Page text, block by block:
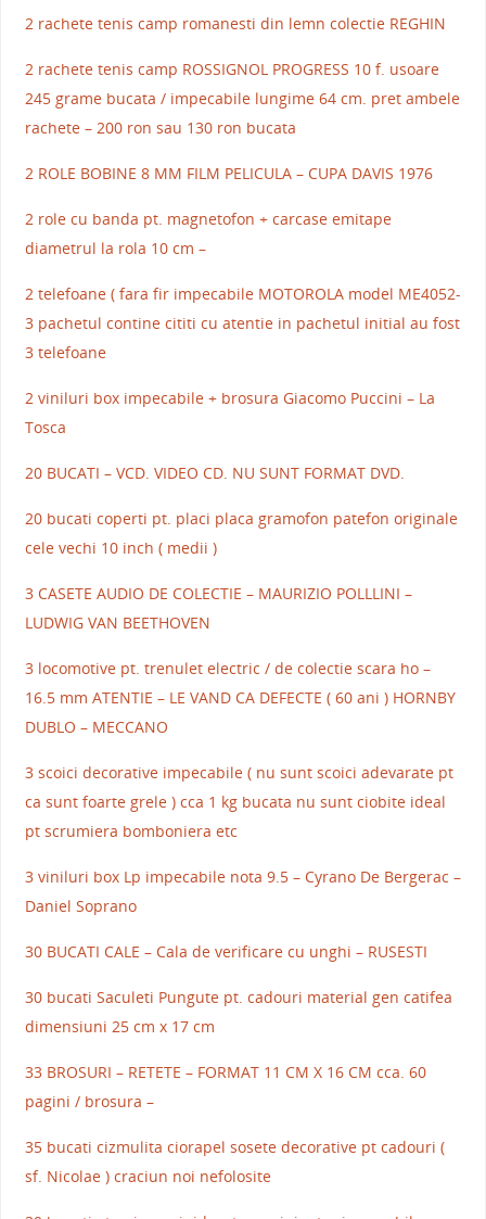
2 rachete tenis camp romanesti din lemn colectie REGHIN
2 rachete tenis camp ROSSIGNOL PROGRESS 10 f. usoare
245 grame bucata / impecabile lungime 64 cm. pret ambele
rachete – 200 ron sau 130 ron bucata
2 ROLE BOBINE 8 MM FILM PELICULA – CUPA DAVIS 1976
2 role cu banda pt. magnetofon + carcase emitape
diametrul la rola 10 cm –
2 telefoane ( fara fir impecabile MOTOROLA model ME4052-
3 pachetul contine cititi cu atentie in pachetul initial au fost
3 telefoane
2 viniluri box impecabile + brosura Giacomo Puccini – La
Tosca
20 BUCATI – VCD. VIDEO CD. NU SUNT FORMAT DVD.
20 bucati coperti pt. placi placa gramofon patefon originale
cele vechi 10 inch ( medii )
3 CASETE AUDIO DE COLECTIE – MAURIZIO POLLLINI –
LUDWIG VAN BEETHOVEN
3 locomotive pt. trenulet electric / de colectie scara ho –
16.5 mm ATENTIE – LE VAND CA DEFECTE ( 60 ani ) HORNBY
DUBLO – MECCANO
3 scoici decorative impecabile ( nu sunt scoici adevarate pt
ca sunt foarte grele ) cca 1 kg bucata nu sunt ciobite ideal
pt scrumiera bomboniera etc
3 viniluri box Lp impecabile nota 9.5 – Cyrano De Bergerac –
Daniel Soprano
30 BUCATI CALE – Cala de verificare cu unghi – RUSESTI
30 bucati Saculeti Pungute pt. cadouri material gen catifea
dimensiuni 25 cm x 17 cm
33 BROSURI – RETETE – FORMAT 11 CM X 16 CM cca. 60
pagini / brosura –
35 bucati cizmulita ciorapel sosete decorative pt cadouri (
sf. Nicolae ) craciun noi nefolosite